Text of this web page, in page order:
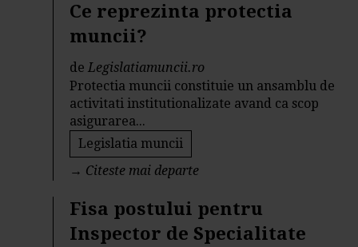
Ce reprezinta protectia
muncii?
deLegislatiamuncii.ro
Protectia muncii constituie un ansamblu de
activitati institutionalizate avand ca scop
asigurarea...
Legislatia muncii
→ Citeste mai departe
Fisa postului pentru
Inspector de Specialitate